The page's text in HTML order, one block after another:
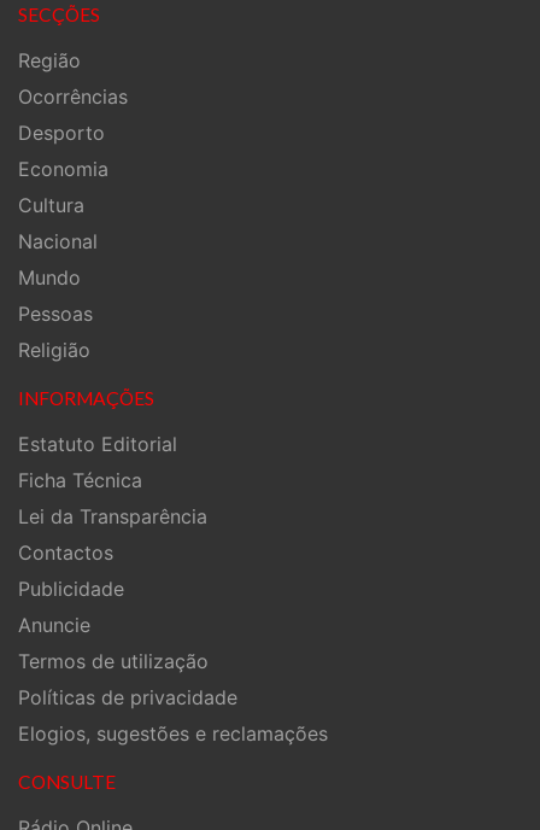
SECÇÕES
Região
Ocorrências
Desporto
Economia
Cultura
Nacional
Mundo
Pessoas
Religião
INFORMAÇÕES
Estatuto Editorial
Ficha Técnica
Lei da Transparência
Contactos
Publicidade
Anuncie
Termos de utilização
Políticas de privacidade
Elogios, sugestões e reclamações
CONSULTE